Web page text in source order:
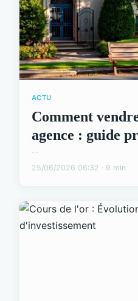
ACTU
Comment
agence : guide
...
25/06/2026 06:32 · 9 min